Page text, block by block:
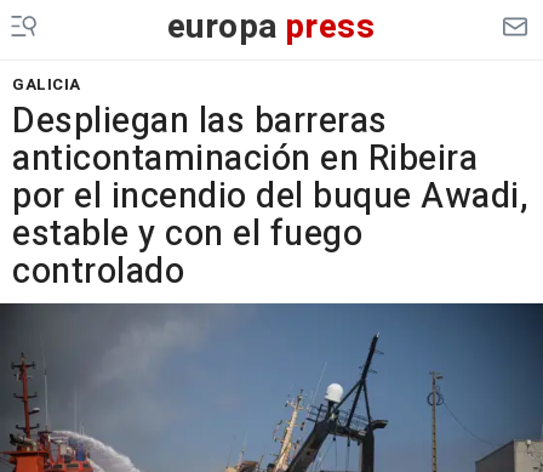
europa press
GALICIA
Despliegan las barreras
anticontaminación en Ribeira
por el incendio del buque Awadi,
estable y con el fuego
controlado